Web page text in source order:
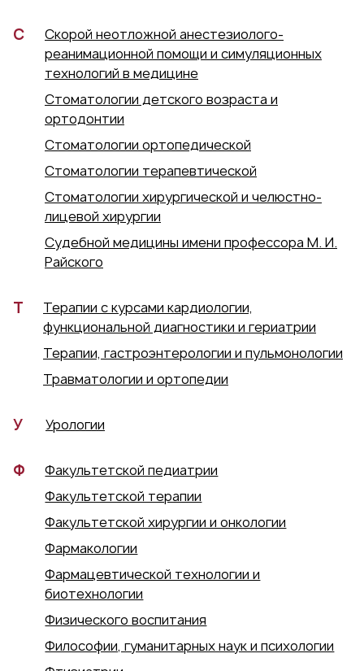
С
Скорой неотложной анестезиолого-
реанимационной помощи и симуляционных
технологий в медицине
Стоматологии детского возраста и
ортодонтии
Стоматологии ортопедической
Стоматологии терапевтической
Стоматологии хирургической и челюстно-
лицевой хирургии
Судебной медицины имени профессора М. И.
Райского
Т
Терапии с курсами кардиологии,
функциональной диагностики и гериатрии
Терапии, гастроэнтерологии и пульмонологии
Травматологии и ортопедии
У Урологии
Ф
Факультетской педиатрии
Факультетской терапии
Факультетской хирургии и онкологии
Фармакологии
Фармацевтической технологии и
биотехнологии
Физического воспитания
Философии, гуманитарных наук и психологии